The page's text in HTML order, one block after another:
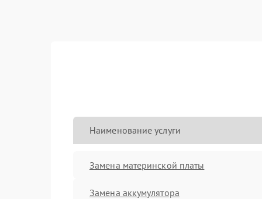
Наименование услуги
Замена материнской платы
Замена аккумулятора